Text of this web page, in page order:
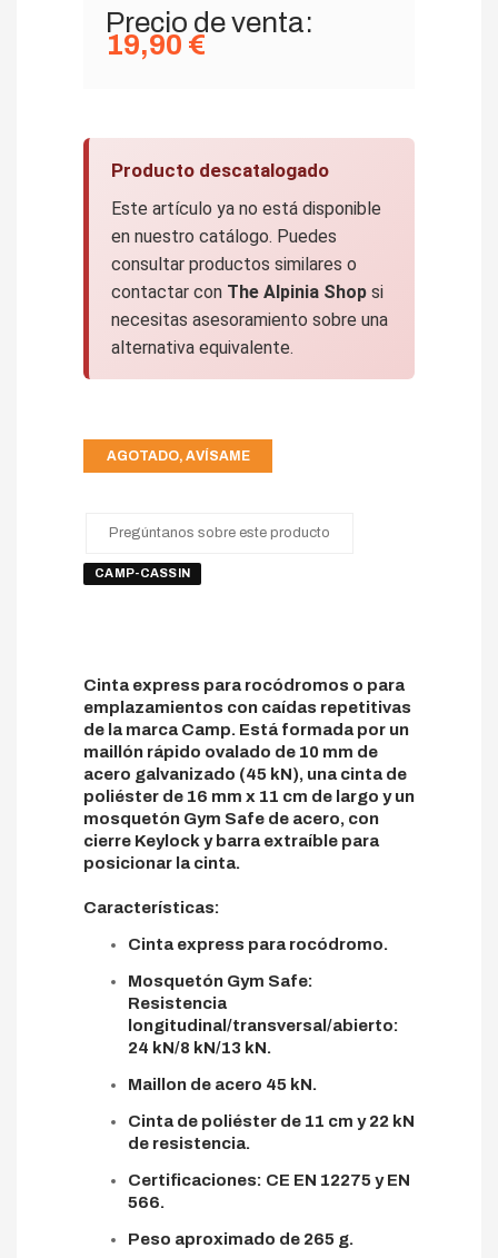
Precio de venta:
19,90 €
Producto descatalogado
Este artículo ya no está disponible
en nuestro catálogo. Puedes
consultar productos similares o
contactar con The Alpinia Shop si
necesitas asesoramiento sobre una
alternativa equivalente.
AGOTADO, AVÍSAME
Pregúntanos sobre este producto
CAMP-CASSIN
Cinta express para rocódromos o para
emplazamientos con caídas repetitivas
de la marca Camp. Está formada por un
maillón rápido ovalado de 10 mm de
acero galvanizado (45 kN), una cinta de
poliéster de 16 mm x 11 cm de largo y un
mosquetón Gym Safe de acero, con
cierre Keylock y barra extraíble para
posicionar la cinta.
Características:
Cinta express para rocódromo.
Mosquetón Gym Safe:
Resistencia
longitudinal/transversal/abierto:
24 kN/8 kN/13 kN.
Maillon de acero 45 kN.
Cinta de poliéster de 11 cm y 22 kN
de resistencia.
Certificaciones: CE EN 12275 y EN
566.
Peso aproximado de 265 g.